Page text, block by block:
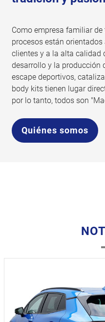
Como empresa familiar
procesos están
clientes y a la alta calidad
desarrollo y la producción
escape deportivos,
body kits tienen lugar
por lo tanto, todos son
Quiénes somos